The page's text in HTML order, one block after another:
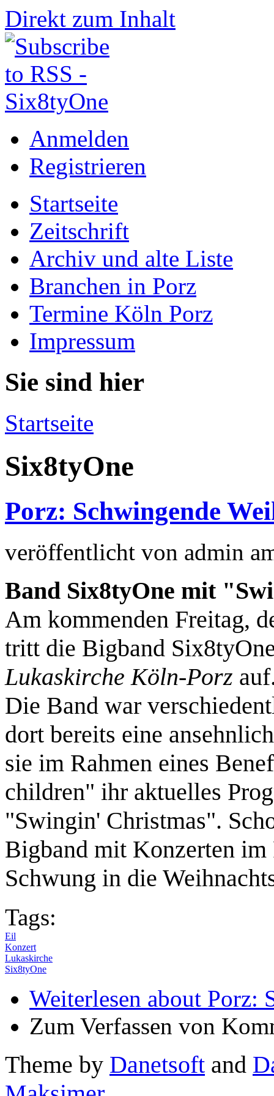
Direkt zum Inhalt
Anmelden
Registrieren
Startseite
Zeitschrift
Archiv und alte Liste
Branchen in Porz
Termine Köln Porz
Impressum
Sie sind hier
Startseite
Six8tyOne
Porz: Schwingende
veröffentlicht von admin
Band Six8tyOne mit
Am kommenden Freitag,
tritt die Bigband
Lukaskirche Köln-Porz
Die Band war
dort bereits eine
sie im Rahmen eines
children" ihr aktuelles
"Swingin' Christmas".
Bigband mit Konzerten
Schwung in die
Tags:
Eil
Konzert
Lukaskirche
Six8tyOne
Weiterlesen about Porz:
Zum Verfassen von
Theme by Danetsoft and